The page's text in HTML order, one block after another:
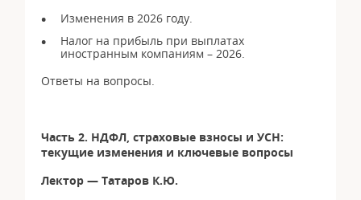
Изменения в 2026 году.
Налог на прибыль при выплатах
иностранным компаниям – 2026.
Ответы на вопросы.
Часть 2. НДФЛ, страховые взносы и УСН:
текущие изменения и ключевые вопросы
Лектор — Татаров К.Ю.